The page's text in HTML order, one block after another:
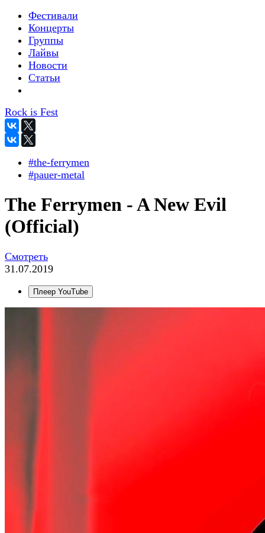
Фестивали
Концерты
Группы
Лайвы
Новости
Статьи
Rock is Fest
#the-ferrymen
#pauer-metal
The Ferrymen - A New Evil
(Official)
Смотреть
31.07.2019
Плеер YouTube